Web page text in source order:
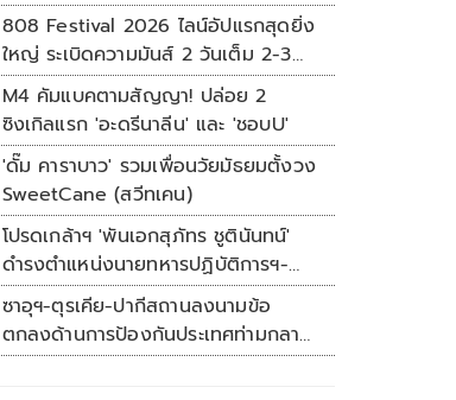
808 Festival 2026 ไลน์อัปแรกสุดยิ่ง
ใหญ่ ระเบิดความมันส์ 2 วันเต็ม 2-3
ต.ค.นี้
M4 คัมแบคตามสัญญา! ปล่อย 2
ซิงเกิลแรก 'อะดรีนาลีน' และ 'ชอบU'
'ดั๊ม คาราบาว' รวมเพื่อนวัยมัธยมตั้งวง
SweetCane (สวีทเคน)
โปรดเกล้าฯ 'พันเอกสุภัทร ชูตินันทน์'
ดำรงตำแหน่งนายทหารปฏิบัติการฯ-
พระราชทานยศ 'พลตรี'
ซาอุฯ-ตุรเคีย-ปากีสถานลงนามข้อ
ตกลงด้านการป้องกันประเทศท่ามกลาง
สงครามในภูมิภาค